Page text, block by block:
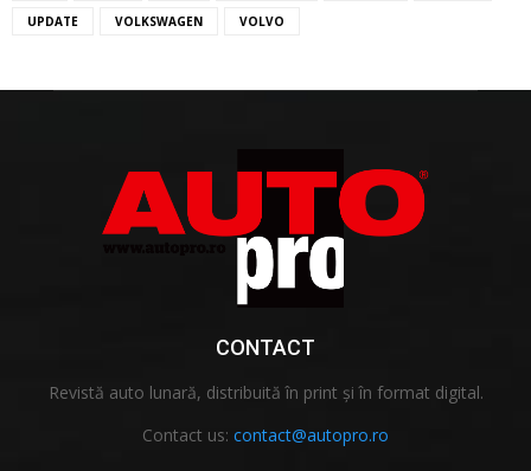
UPDATE VOLKSWAGEN VOLVO
CONTACT
Revistă auto lunară, distribuită în print și în format digital.
Contact us: contact@autopro.ro